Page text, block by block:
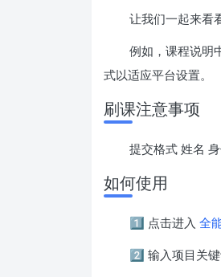
让我们一起来看
例如，课程说明
式以适应平台设置。
刷课注意事项
提交格式 姓名
如何使用
1️⃣ 点击进入 全
2️⃣ 输入项目关